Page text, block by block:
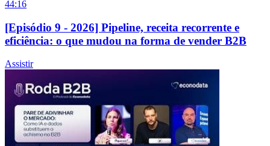
44:16
[Episódio 9 - 2026] Pipeline, receita recorrente e
eficiência: o que mudou na forma de vender B2B
Assistir